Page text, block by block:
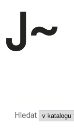
Hledat